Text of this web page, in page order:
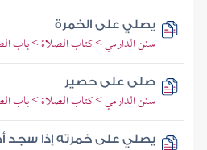
يصلي على الخمرة
سنن الدارمي > كتاب الصلاة > باب
صلى على حصير
سنن الدارمي > كتاب الصلاة > باب
يصلي على خمرته إذا سجد